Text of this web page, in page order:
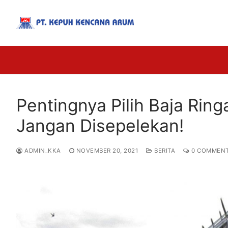
Pentingnya Pilih Baja
Jangan Disepelekan!
ADMIN_KKA NOVEMBER 20, 2021 BERITA 0